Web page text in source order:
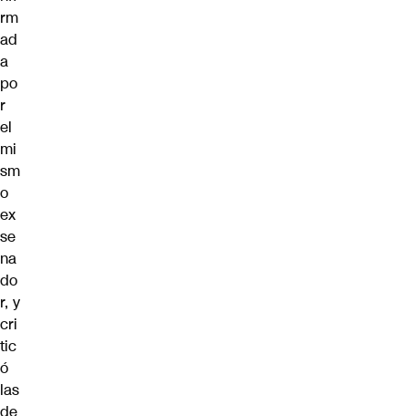
rm
ad
a
po
r
el
mi
sm
o
ex
se
na
do
r, y
cri
tic
ó
las
de